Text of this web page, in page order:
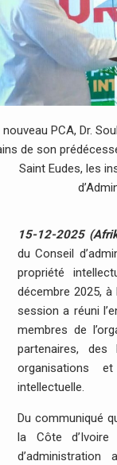
nouveau PCA, Dr.
de son
Saint Eudes, les
15-12-2025
du Conseil
propriété
décembre 2025, à
session a réuni
membres de
partenaires,
organisations
intellectuelle.
Du communiqué
la Côte